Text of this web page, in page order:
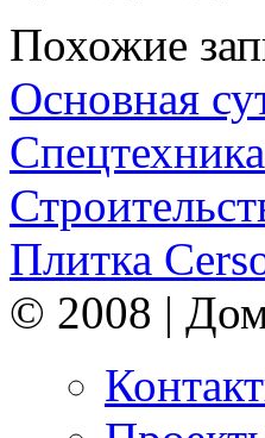
Похожие
Основная
Плитка
© 2008 |